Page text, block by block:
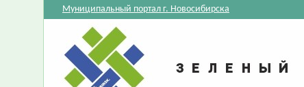
Муниципальный портал г. Новосибирска